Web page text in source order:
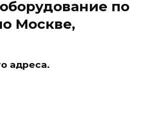
по
Москве,
адреса.